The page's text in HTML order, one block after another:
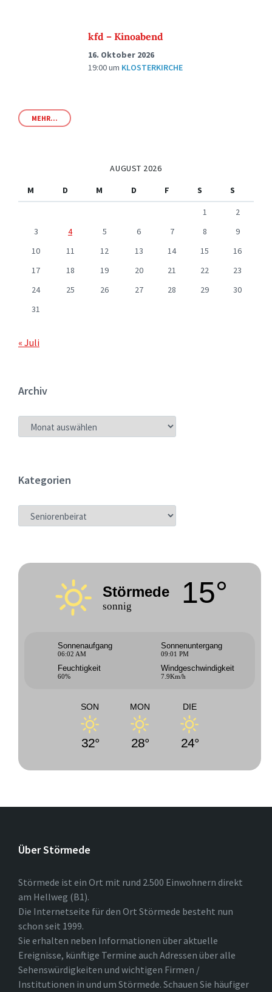
kfd – Kinoabend
16. Oktober 2026
19:00um KLOSTERKIRCHE
MEHR...
AUGUST 2026
M
D M D F S
S
1
2
3
4 5 6 7 8
9
10
11 12 13 14 15
16
17
18 19 20 21 22
23
24
25 26 27 28 29
30
31
« Juli
Archiv
ARCHIV
Kategorien
KATEGORIEN
Störmede
sonnig 15°
Sonnenaufgang
06:02 AM
Sonnenuntergang
09:01 PM
Feuchtigkeit
60%
Windgeschwindigkeit
7.9Km/h
SON
32°
MON
28°
DIE
24°
Über Störmede
Störmede ist ein Ort mit rund 2.500 Einwohnern direkt
am Hellweg (B1).
Die Internetseite für den Ort Störmede besteht nun
schon seit 1999.
Sie erhalten neben Informationen über aktuelle
Ereignisse, künftige Termine auch Adressen über alle
Sehenswürdigkeiten und wichtigen Firmen /
Institutionen in und um Störmede. Schauen Sie häufiger